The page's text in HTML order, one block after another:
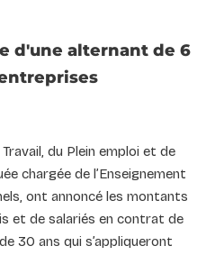
d'une alternant de 6
du Plein emploi et de
chargée de l’Enseignement
ont annoncé les montants
et de salariés en contrat de
30 ans qui s’appliqueront